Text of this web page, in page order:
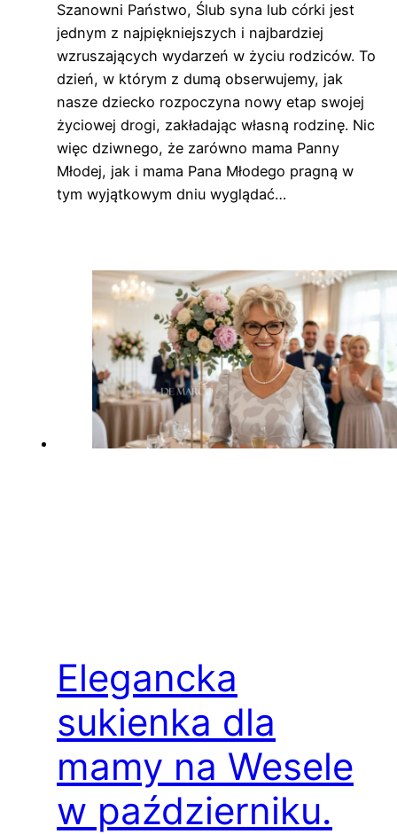
Szanowni Państwo, Ślub syna lub córki jest
jednym z najpiękniejszych i najbardziej
wzruszających wydarzeń w życiu rodziców. To
dzień, w którym z dumą obserwujemy, jak
nasze dziecko rozpoczyna nowy etap swojej
życiowej drogi, zakładając własną rodzinę. Nic
więc dziwnego, że zarówno mama Panny
Młodej, jak i mama Pana Młodego pragną w
tym wyjątkowym dniu wyglądać…
Elegancka
sukienka dla
mamy na Wesele
w październiku.